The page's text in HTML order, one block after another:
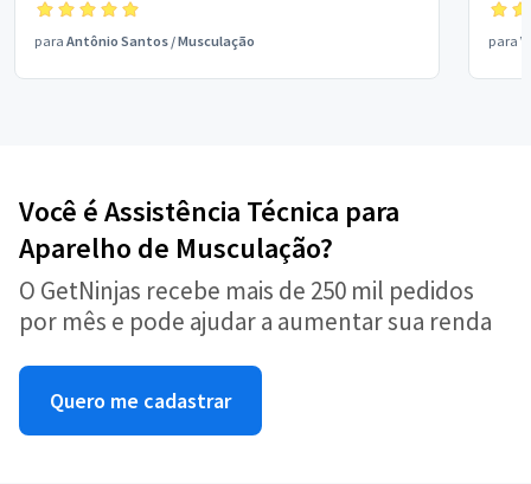
para Antônio Santos /Musculação para
Você é Assistência Técnica para
Aparelho de Musculação?
O GetNinjas recebe mais de 250 mil pedidos
por mês e pode ajudar a aumentar sua renda
Quero me cadastrar